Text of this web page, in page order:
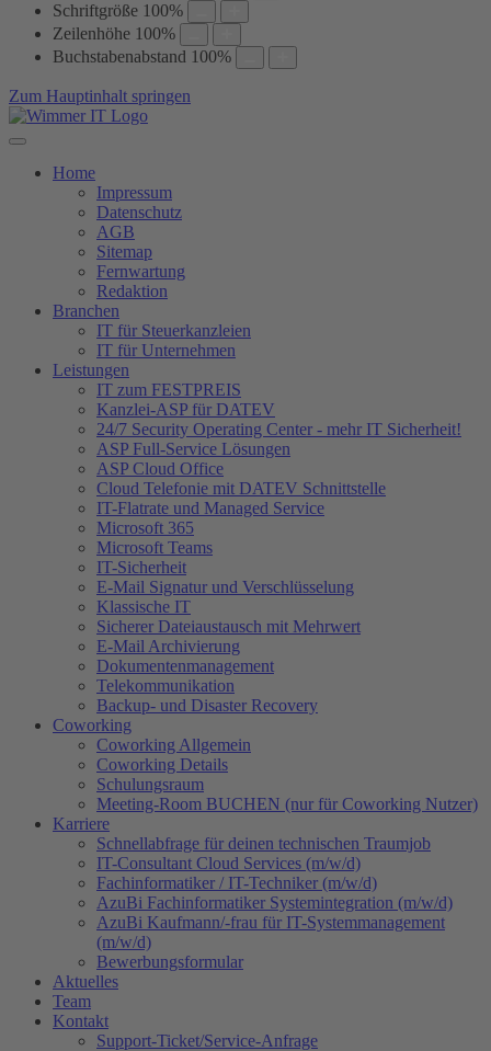
Schriftgröße 100%
Zeilenhöhe 100%
Buchstabenabstand 100%
Zum Hauptinhalt springen
Home
Impressum
Datenschutz
AGB
Sitemap
Fernwartung
Redaktion
Branchen
IT für Steuerkanzleien
IT für Unternehmen
Leistungen
IT zum FESTPREIS
Kanzlei-ASP für DATEV
24/7 Security Operating Center - mehr IT Sicherheit!
ASP Full-Service Lösungen
ASP Cloud Office
Cloud Telefonie mit DATEV Schnittstelle
IT-Flatrate und Managed Service
Microsoft 365
Microsoft Teams
IT-Sicherheit
E-Mail Signatur und Verschlüsselung
Klassische IT
Sicherer Dateiaustausch mit Mehrwert
E-Mail Archivierung
Dokumentenmanagement
Telekommunikation
Backup- und Disaster Recovery
Coworking
Coworking Allgemein
Coworking Details
Schulungsraum
Meeting-Room BUCHEN (nur für Coworking Nutzer)
Karriere
Schnellabfrage für deinen technischen Traumjob
IT-Consultant Cloud Services (m/w/d)
Fachinformatiker / IT-Techniker (m/w/d)
AzuBi Fachinformatiker Systemintegration (m/w/d)
AzuBi Kaufmann/-frau für IT-Systemmanagement
(m/w/d)
Bewerbungsformular
Aktuelles
Team
Kontakt
Support-Ticket/Service-Anfrage